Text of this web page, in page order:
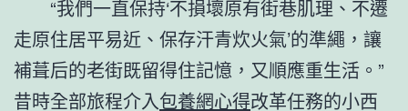
“我們一直保持‘不損壞原有街巷肌理、不遷
走原住居平易近、保存汗青炊火氣’的準繩，讓
補葺后的老街既留得住記憶，又順應重生活。”
昔時全部旅程介入包養網心得改革任務的小西